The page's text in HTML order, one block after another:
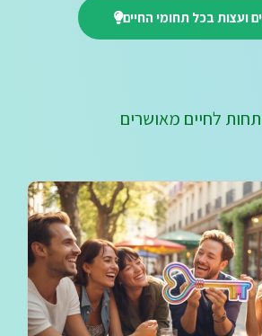
ועצות בכל תחומי החיים
לחיים מאושרים